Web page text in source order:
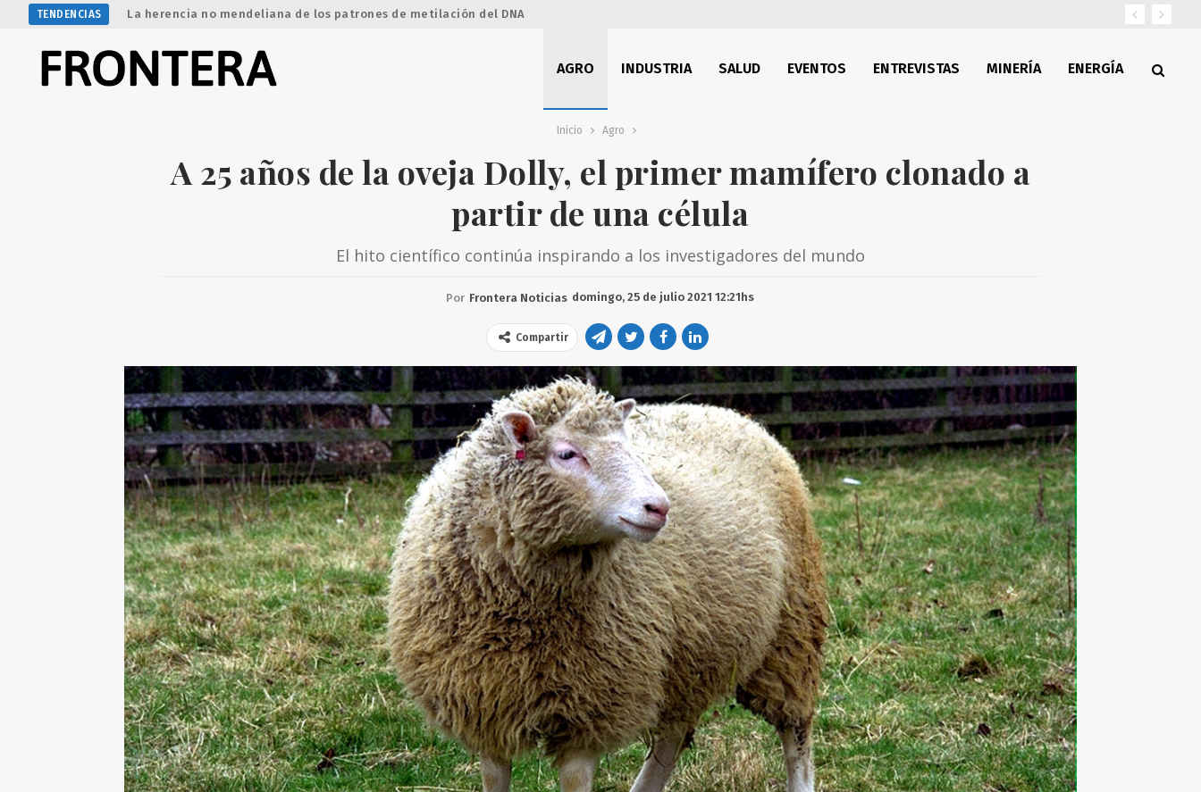
TENDENCIAS La herencia no mendeliana de los patrones de metilación del DNA
AGRO INDUSTRIA SALUD EVENTOS ENTREVISTAS MINERÍA ENERGÍA
Inicio Agro
A 25 años de la oveja Dolly, el primer mamífero clonado a
partir de una célula
El hito científico continúa inspirando a los investigadores del mundo
Por Frontera Noticias domingo, 25 de julio 2021 12:21hs
Compartir